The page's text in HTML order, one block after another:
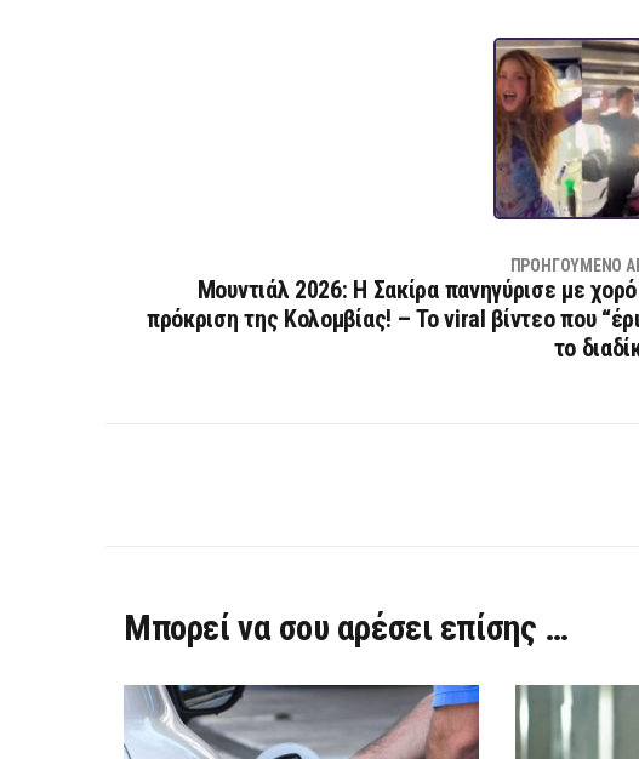
ΠΡΟΗΓΟΎΜΕΝΟ
Μουντιάλ 2026: Η Σακίρα πανηγύρισε με
πρόκριση της Κολομβίας! – Το viral βίντεο που
το
Μπορεί να σου αρέσει επίσης …